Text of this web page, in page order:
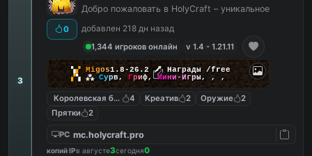
3
0
Добро пожаловать в HolyCraft – уникальное
добавлен 218 дн назад
1,344 игроков онлайн
v 1.4 - 1.21.11
▚▞ Migos1.8-26.2🗡 Награды /free
▞▚ ⁂ Сурв, Гриф,Мини-Игры, , ,
Королевская битва4 Креатив 2 Оружие
2
Прятки
2
PC mc.holycraft.pro
копий IPв августе3сегодня0